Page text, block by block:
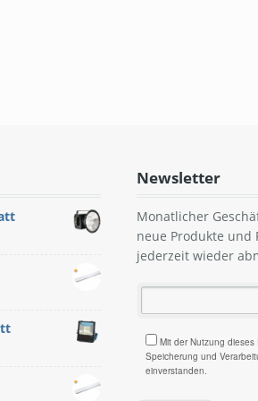
Newsletter
Monatlicher
neue Produkte und
jederzeit wieder
Mit der Nutzung dieses
Speicherung und
einverstanden.